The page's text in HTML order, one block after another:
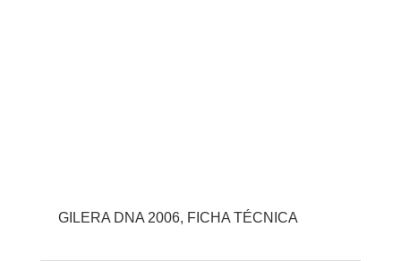
GILERA DNA 2006, FICHA TÉCNICA